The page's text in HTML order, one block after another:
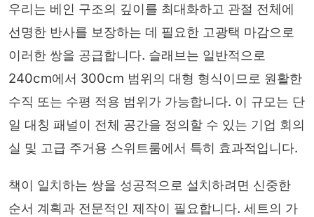
우리는 베인 구조의 깊이를 최대화하고 관절 전체에
선명한 반사를 보장하는 데 필요한 고광택 마감으로
이러한 쌍을 공급합니다. 슬래브는 일반적으로
240cm에서 300cm 범위의 대형 형식이므로 원활한
수직 또는 수평 적용 범위가 가능합니다. 이 규모는 단
일 대칭 패널이 전체 공간을 정의할 수 있는 기업 회의
실 및 고급 주거용 스위트룸에서 특히 효과적입니다.
책이 일치하는 쌍을 성공적으로 설치하려면 신중한
순서 계획과 전문적인 제작이 필요합니다. 세트의 가